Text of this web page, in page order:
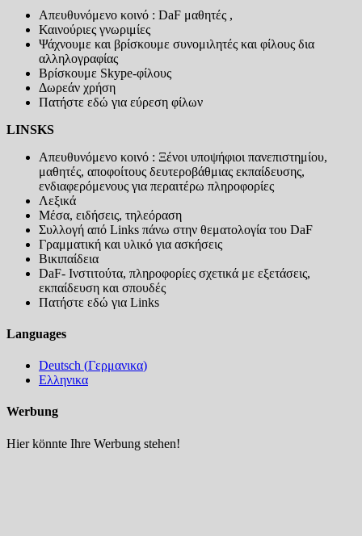
Απευθυνόμενο κοινό : DaF μαθητές ,
Καινούριες γνωριμίες
Ψάχνουμε και βρίσκουμε συνομιλητές και φίλους δια
αλληλογραφίας
Βρίσκουμε Skype-φίλους
Δωρεάν χρήση
Πατήστε εδώ για εύρεση φίλων
LINSKS
Απευθυνόμενο κοινό : Ξένοι υποψήφιοι πανεπιστημίου,
μαθητές, αποφοίτους δευτεροβάθμιας εκπαίδευσης,
ενδιαφερόμενους για περαιτέρω πληροφορίες
Λεξικά
Μέσα, ειδήσεις, τηλεόραση
Συλλογή από Links πάνω στην θεματολογία του DaF
Γραμματική και υλικό για ασκήσεις
Βικιπαίδεια
DaF- Ινστιτούτα, πληροφορίες σχετικά με εξετάσεις,
εκπαίδευση και σπουδές
Πατήστε εδώ για Links
Languages
Deutsch (Γερμανικα)
Ελληνικα
Werbung
Hier könnte Ihre Werbung stehen!